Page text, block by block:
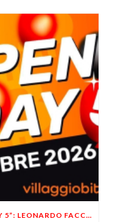
VILLAGGIO BITCOIN, “OPEN DAY 5”: LEONARDO FACCO OSPITE A BRESCIA